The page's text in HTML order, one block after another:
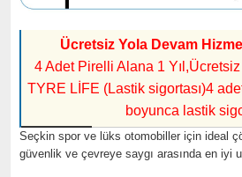
Ücretsiz Yola Devam
4 Adet Pirelli Alana 1 Yıl,Ücretsiz
TYRE LİFE (Lastik sigortası)4
boyunca lastik
Seçkin spor ve lüks otomobiller için ideal
güvenlik ve çevreye saygı arasında en iyi